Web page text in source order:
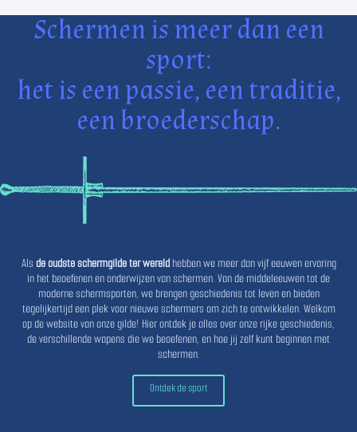
Schermen is meer dan een
sport:
het is een passie, een traditie,
een broederschap.
Als de oudste schermgilde ter wereldhebben we meer dan vijf eeuwen ervaring
in het beoefenen en onderwijzen van schermen. Van de middeleeuwen tot de
moderne schermsporten, we brengen geschiedenis tot leven en bieden
tegelijkertijd een plek voor nieuwe schermers om zich te ontwikkelen. Welkom
op de website van onze gilde! Hier ontdek je alles over onze rijke geschiedenis,
de verschillende wapens die we beoefenen, en hoe jij zelf kunt beginnen met
schermen.
Ontdek de sport